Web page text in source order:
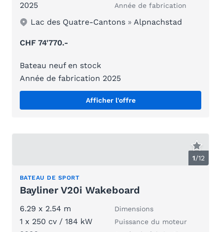
2025 Année de fabrication
Lac des Quatre-Cantons »Alpnachstad
CHF 74'770.-
Bateau neuf en stock
Année de fabrication 2025
Afficher l'offre
1/12
BATEAU DE SPORT
Bayliner V20i Wakeboard
6.29 x 2.54 m Dimensions
1 x 250 cv / 184 kW Puissance du moteur